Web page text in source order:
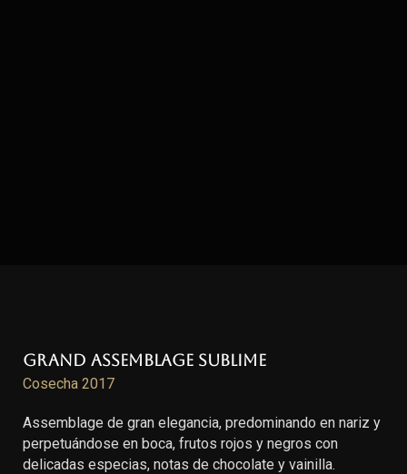
Grand Assemblage Sublime
Cosecha 2017
Assemblage de gran elegancia, predominando en nariz y
perpetuándose en boca, frutos rojos y negros con
delicadas especias, notas de chocolate y vainilla.